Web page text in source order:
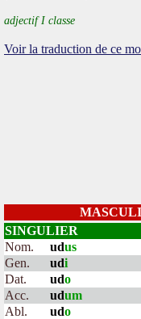
adjectif I classe
Voir la traduction de ce
SINGULIER
Nom.
udus
Gen.
udi
Dat.
udo
Acc.
udum
Abl.
udo